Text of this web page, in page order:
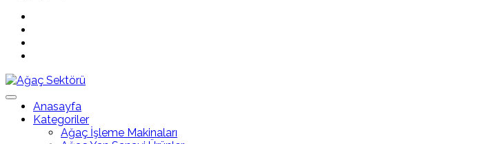
Anasayfa
Kategoriler
Ağaç İşleme Makinaları